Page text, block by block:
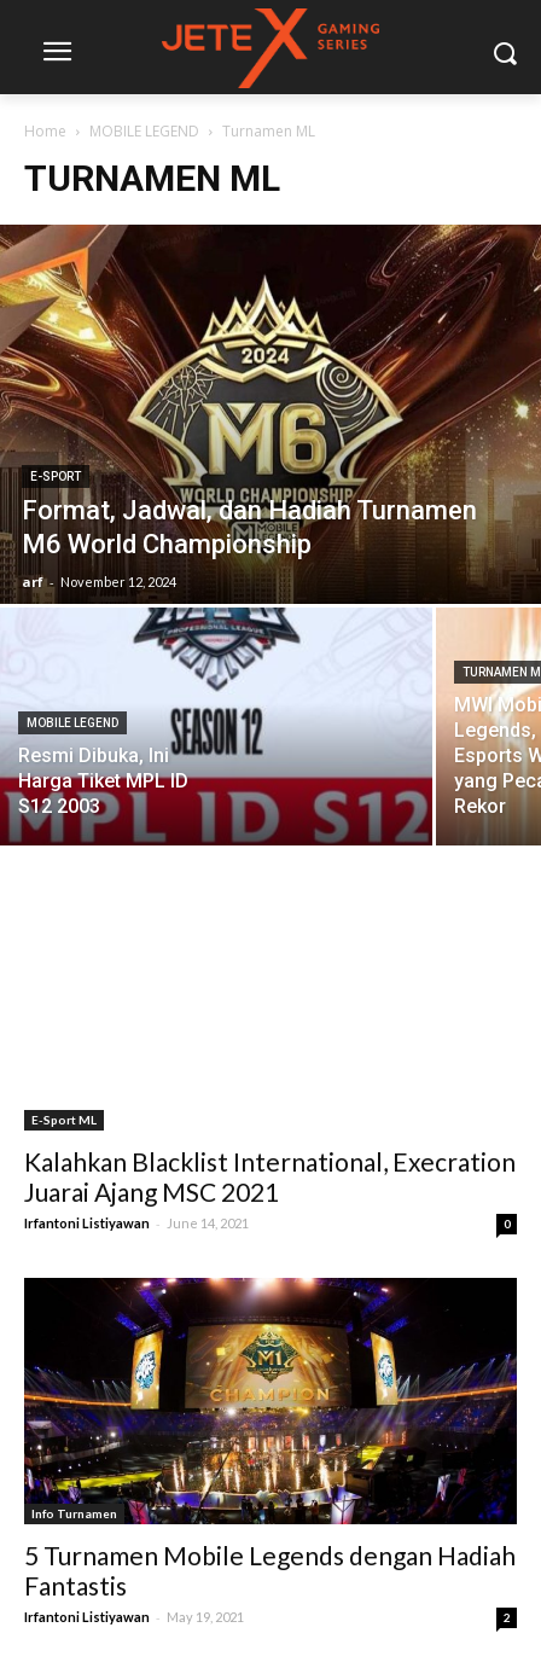
Home MOBILE LEGEND Turnamen ML
TURNAMEN ML
E-SPORT
Format, Jadwal, dan Hadiah Turnamen
M6 World Championship
arf - November 12, 2024
MOBILE LEGEND
Resmi Dibuka, Ini
Harga Tiket MPL ID
S12 2003
TURNAMEN
MWI
Esports
yang
Rekor
E-Sport ML
Kalahkan Blacklist International, Execration
Juarai Ajang MSC 2021
Irfantoni Listiyawan - June 14, 2021 0
Info Turnamen
5 Turnamen Mobile Legends dengan Hadiah
Fantastis
Irfantoni Listiyawan - May 19, 2021 2